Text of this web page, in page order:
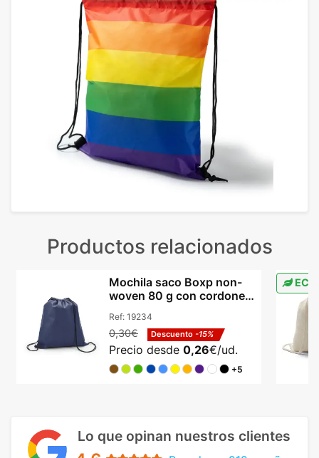
Productos relacionados
Mochila saco Boxp non-
woven 80 g con cordones
Ref: 19234
0,30€ Descuento -15%
Precio desde 0,26€/ud.
+5
ECO
Lo que opinan nuestros clientes